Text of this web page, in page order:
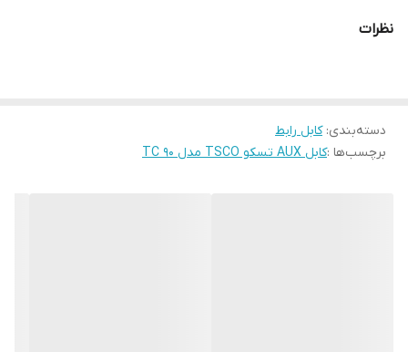
نظرات
دسته‌بندی:کابل رابط
برچسب‌ها :کابل AUX تسکو TSCO مدل TC 90